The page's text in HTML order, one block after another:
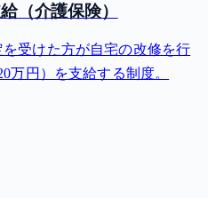
（介護保険）
受けた方が自宅の改修を行
万円）を支給する制度。